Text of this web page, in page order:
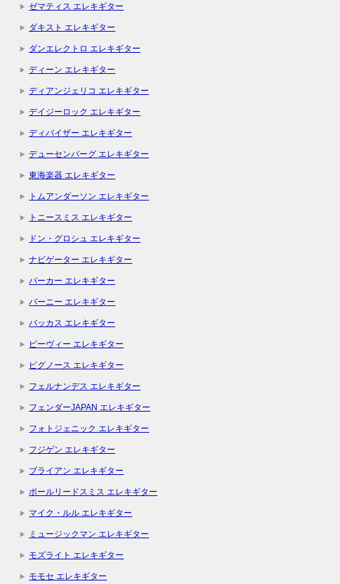
ゼマティス エレキギター
ダキスト エレキギター
ダンエレクトロ エレキギター
ディーン エレキギター
ディアンジェリコ エレキギター
デイジーロック エレキギター
ディバイザー エレキギター
デューセンバーグ エレキギター
東海楽器 エレキギター
トムアンダーソン エレキギター
トニースミス エレキギター
ドン・グロシュ エレキギター
ナビゲーター エレキギター
パーカー エレキギター
バーニー エレキギター
バッカス エレキギター
ピーヴィー エレキギター
ピグノース エレキギター
フェルナンデス エレキギター
フェンダーJAPAN エレキギター
フォトジェニック エレキギター
フジゲン エレキギター
ブライアン エレキギター
ポールリードスミス エレキギター
マイク・ルル エレキギター
ミュージックマン エレキギター
モズライト エレキギター
モモセ エレキギター